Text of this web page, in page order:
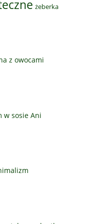
żeberka
z owocami
w sosie Ani